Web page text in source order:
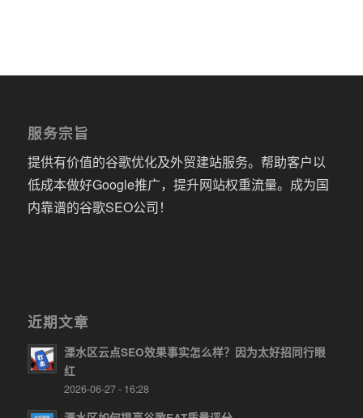
服务宗旨
提供有价值的谷歌优化及外贸建站服务。帮助客户以
低成本做好Google推广，提升网站权重流量。成为国
内靠谱的谷歌SEO公司！
近期文章
溧水区云点SEO效果事实怎么样？因为太好招同行眼
红
2026-06-27 - 16:28